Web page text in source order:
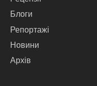
Блоги
Репортажі
Новини
Архів